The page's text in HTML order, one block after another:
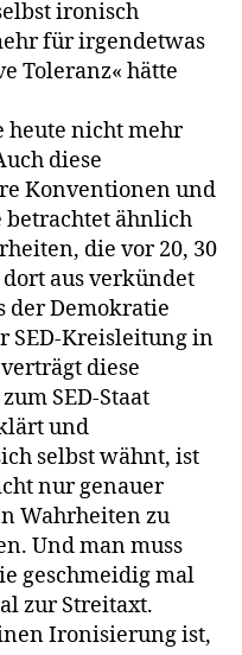
ironisch
für irgendetwas
Toleranz« hätte
heute nicht mehr
diese
Konventionen und
betrachtet ähnlich
die vor 20, 30
aus ver­kündet
der Demokratie
SED-Kreisleitung in
diese
SED-Staat
und
selbst wähnt, ist
nur genauer
Wahr­heiten zu
Und man muss
geschmeidig mal
zur Streitaxt.
Ironisierung ist,